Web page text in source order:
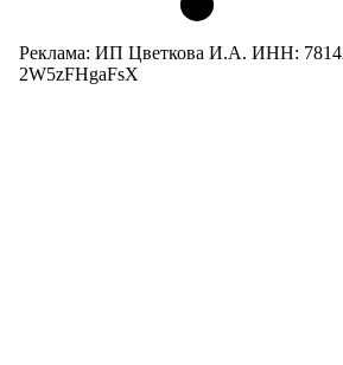
Реклама: ИП Цветкова И.А. ИНН:
2W5zFHgaFsX